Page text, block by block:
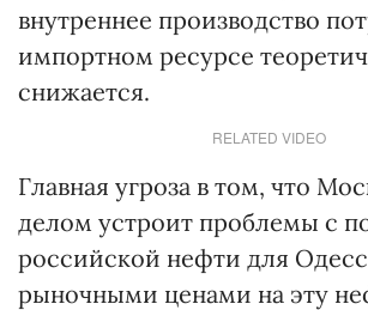
внутреннее производство
импортном ресурсе
снижается.
RELATED VIDEO
Главная угроза в том, что
делом устроит проблемы с
российской нефти для
рыночными ценами на эту